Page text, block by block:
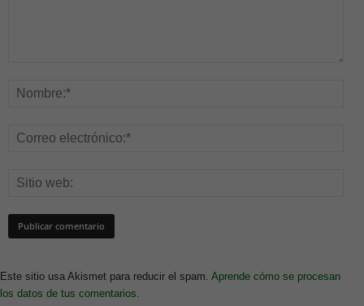
Este sitio usa Akismet para reducir el spam. Aprende cómo se procesan
los datos de tus comentarios.